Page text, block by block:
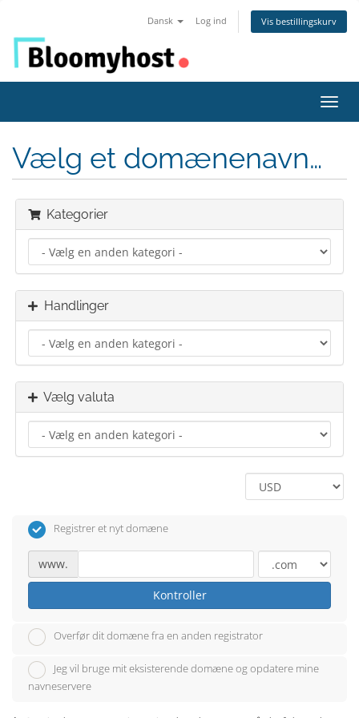
Dansk Log ind Vis bestillingskurv
Skift
Vælg et domænenavn…
Kategorier
Handlinger
Vælg valuta
Registrer et nyt domæne
www.
Kontroller
Overfør dit domæne fra en anden registrator
Jeg vil bruge mit eksisterende domæne og opdatere mine
navneservere